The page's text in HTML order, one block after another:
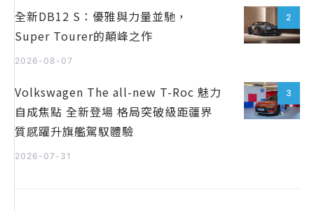
2
全新DB12 S：優雅與力量並馳，
Super Tourer的顛峰之作
2026-08-07
3
Volkswagen The all-new T-Roc 魅力
自成焦點 全新登場 格局突破級距疆界
質感躍升旗艦駕馭體驗
2026-07-31